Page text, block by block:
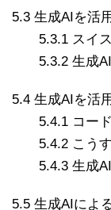
5.3 生成AIを活
5.3.1 スイス
5.3.2 生成AI
5.4 生成AIを活
5.4.1 コード
5.4.2 こうす
5.4.3 生成AI
5.5 生成AIによ